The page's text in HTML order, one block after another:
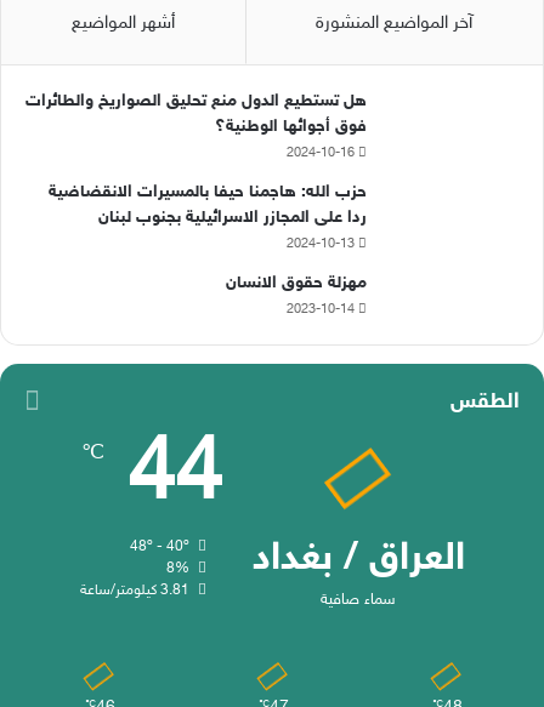
آخر المواضيع المنشورة أشهر المواضيع
هل تستطيع الدول منع تحليق الصواريخ والطائرات
فوق أجوائها الوطنية؟
2024-10-16
حزب الله: هاجمنا حيفا بالمسيرات الانقضاضية
ردا على المجازر الاسرائيلية بجنوب لبنان
2024-10-13
مهزلة حقوق الانسان
2023-10-14
الطقس
العراق / بغداد
سماء صافية
44
℃
48º - 40º
8%
3.81 كيلومتر/ساعة
℃
℃
℃